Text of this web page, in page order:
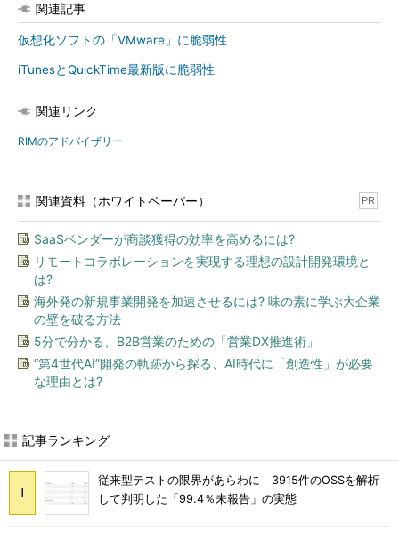
関連記事
仮想化ソフトの「VMware」に脆弱性
iTunesとQuickTime最新版に脆弱性
関連リンク
RIMのアドバイザリー
関連資料（ホワイトペーパー） PR
SaaSベンダーが商談獲得の効率を高めるには?
リモートコラボレーションを実現する理想の設計開発環境と
は?
海外発の新規事業開発を加速させるには? 味の素に学ぶ大企業
の壁を破る方法
5分で分かる、B2B営業のための「営業DX推進術」
“第4世代AI”開発の軌跡から探る、AI時代に「創造性」が必要
な理由とは?
記事ランキング
従来型テストの限界があらわに 3915件のOSSを解析
して判明した「99.4％未報告」の実態